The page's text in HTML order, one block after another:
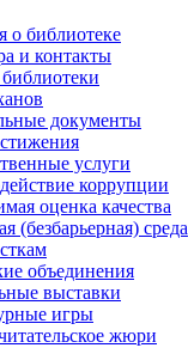
о библиотеке
и контакты
документы
услуги
коррупции
оценка качества
(безбарьерная) среда
объединения
выставки
игры
жюри